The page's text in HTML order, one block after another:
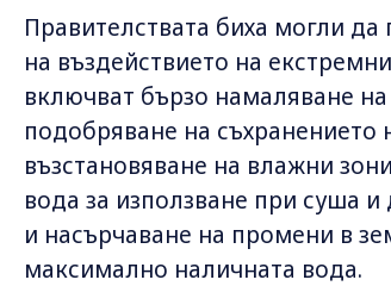
Правителствата биха могли
на въздействието на
включват бързо намаляване
подобряване на съхранението
възстановяване на влажни
вода за използване при суша
и насърчаване на промени в
максимално наличната вода.